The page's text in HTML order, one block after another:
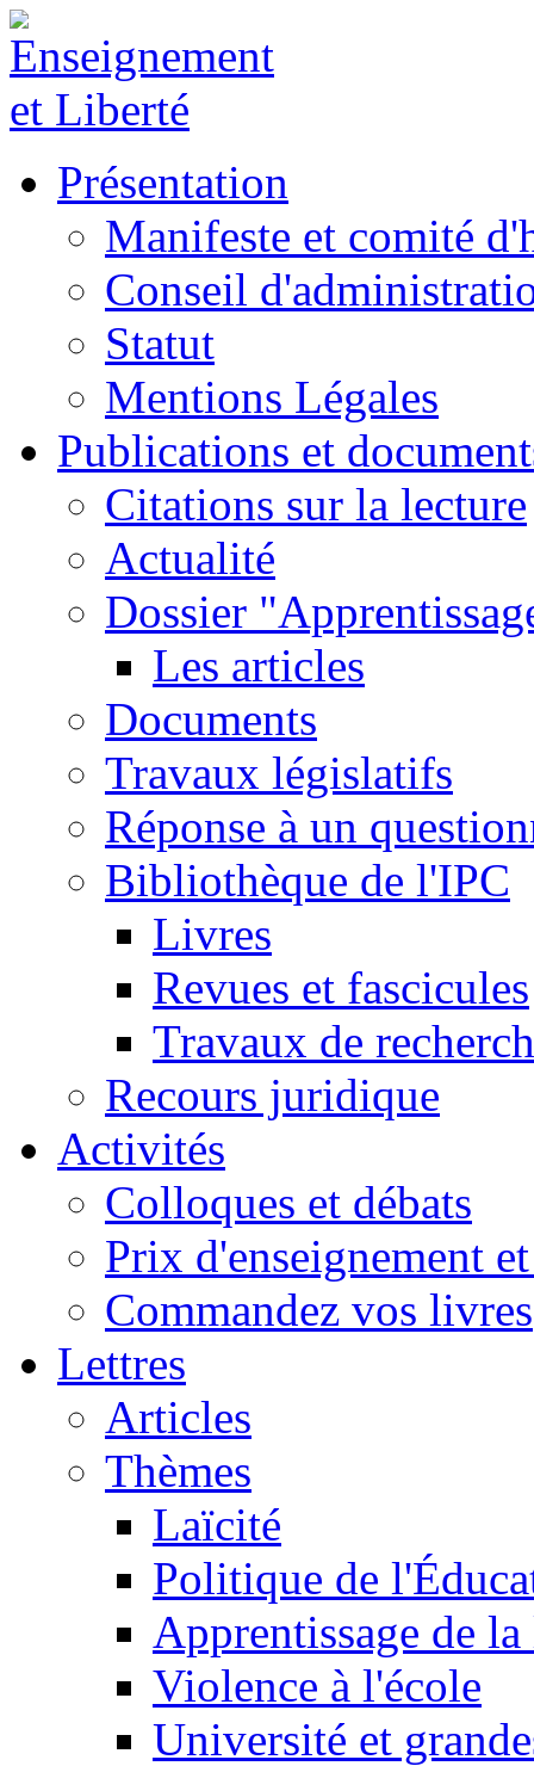
Présentation
Manifeste et comité
Conseil
Statut
Mentions Légales
Publications et
Citations sur la lecture
Actualité
Dossier
Les articles
Documents
Travaux législatifs
Réponse à un
Bibliothèque de l'IPC
Livres
Revues et fascicules
Travaux de
Recours juridique
Activités
Colloques et débats
Prix d'enseignement
Commandez vos livres
Lettres
Articles
Thèmes
Laïcité
Politique de
Apprentissage de
Violence à l'école
Université et